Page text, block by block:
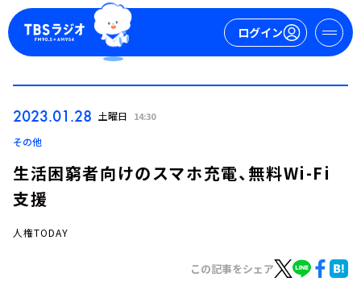
ログイン
2023.01.28 土曜日 14:30
その他
生活困窮者向けのスマホ充電、無料Wi-Fi
支援
人権TODAY
この記事をシェア